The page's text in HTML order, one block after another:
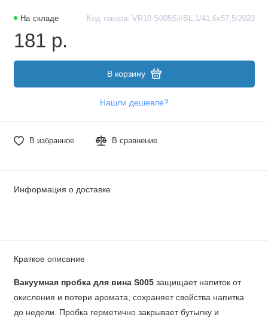
На складе Код товара: VR10-S005Sil/BL.1/41,6х57,5/2023
181 р.
В корзину
Нашли дешевле?
В избранное В сравнение
Информация о доставке
Краткое описание
Вакуумная пробка для вина S005защищает напиток от
окисления и потери аромата, сохраняет свойства напитка
до недели. Пробка герметично закрывает бутылку и